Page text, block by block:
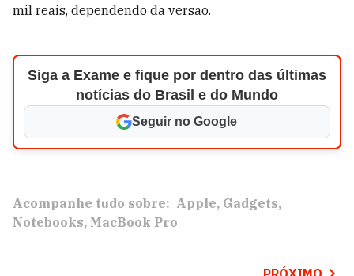
mil reais, dependendo da versão.
Siga a Exame e fique por dentro das últimas
notícias do Brasil e do Mundo
Seguir no Google
Acompanhe tudo sobre: Apple Gadgets
Notebooks MacBook Pro